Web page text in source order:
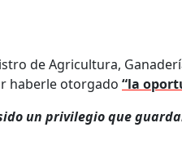
de Agricultura,
haberle otorgado “la
un privilegio que